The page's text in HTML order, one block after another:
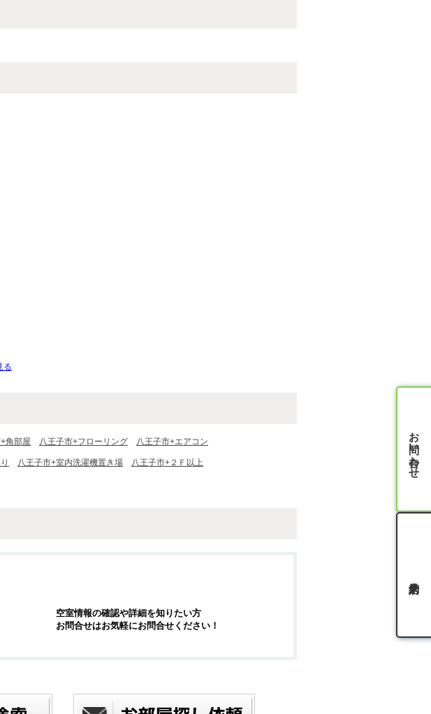
る
角部屋 八王子市+フローリング 八王子市+エアコン
八王子市+室内洗濯機置き場 八王子市+２Ｆ以上
空室情報の確認や詳細を知りたい方
お問合せはお気軽にお問合せください！
お問い合わせ